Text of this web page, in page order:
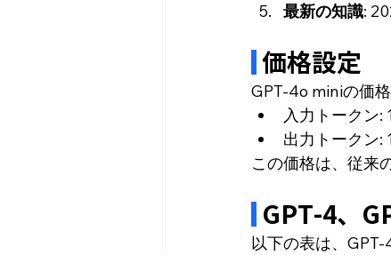
最新の知識:
価格設定
GPT-4o miniの価
入力トークン:
出力トークン:
この価格は、従来
GPT-4、
以下の表は、